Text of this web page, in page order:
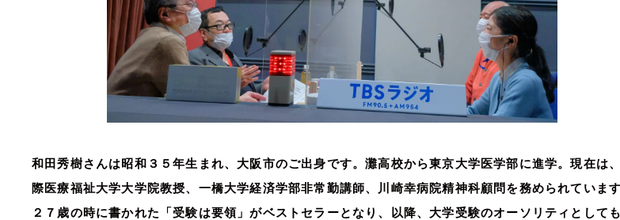
和田秀樹さんは昭和３５年生まれ、大阪市のご出身です。灘高校から東京大学医学部に進学。現在は
際医療福祉大学大学院教授、一橋大学経済学部非常勤講師、川崎幸病院精神科顧問を務められています
２７歳の時に書かれた「受験は要領」がベストセラーとなり、以降、大学受験のオーソリティとして